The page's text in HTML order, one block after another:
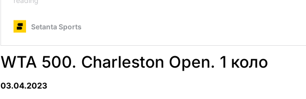
WTA 500. Charleston Open. 1 коло
03.04.2023